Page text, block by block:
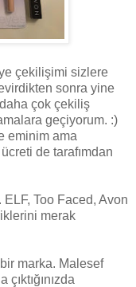
çekilişimi sizlere
sonra yine
çok çekiliş
geçiyorum. :)
eminim ama
de tarafımdan
Too Faced, Avon
merak
marka. Malesef